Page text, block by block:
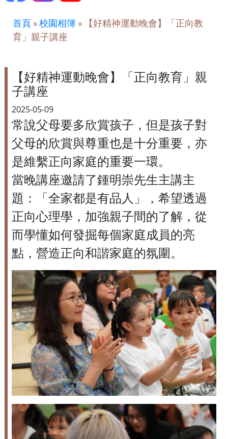
首頁 »校園相簿 »
【好精神運動晚會】「正向教
育」親子講座
【好精神運動晚會】「正向教育」親
子講座
2025-05-09
常說父母要多欣賞孩子，但是孩子對
父母的欣賞與尊重也是十分重要，亦
是維繫正向家庭的重要一環。
當晚講座邀請了鍾明崇先生主講主
題：「全家都是有品人」，希望透過
正向心理學，加強親子間的了解，從
而學懂如何發掘每個家庭成員的亮
點，營造正向和諧家庭的氛圍。